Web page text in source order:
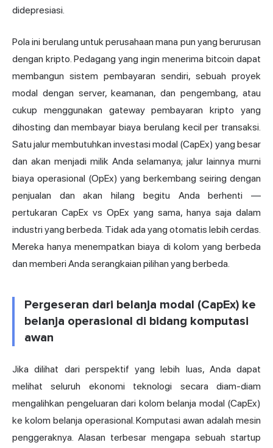
didepresiasi.
Pola ini berulang untuk perusahaan mana pun yang berurusan
dengan kripto. Pedagang yang ingin menerima bitcoin dapat
membangun sistem pembayaran sendiri, sebuah proyek
modal dengan server, keamanan, dan pengembang, atau
cukup menggunakan gateway pembayaran kripto yang
dihosting dan membayar biaya berulang kecil per transaksi.
Satu jalur membutuhkan investasi modal (CapEx) yang besar
dan akan menjadi milik Anda selamanya; jalur lainnya murni
biaya operasional (OpEx) yang berkembang seiring dengan
penjualan dan akan hilang begitu Anda berhenti —
pertukaran CapEx vs OpEx yang sama, hanya saja dalam
industri yang berbeda. Tidak ada yang otomatis lebih cerdas.
Mereka hanya menempatkan biaya di kolom yang berbeda
dan memberi Anda serangkaian pilihan yang berbeda.
Pergeseran dari belanja modal (CapEx) ke
belanja operasional di bidang komputasi
awan
Jika dilihat dari perspektif yang lebih luas, Anda dapat
melihat seluruh ekonomi teknologi secara diam-diam
mengalihkan pengeluaran dari kolom belanja modal (CapEx)
ke kolom belanja operasional. Komputasi awan adalah mesin
penggeraknya. Alasan terbesar mengapa sebuah startup